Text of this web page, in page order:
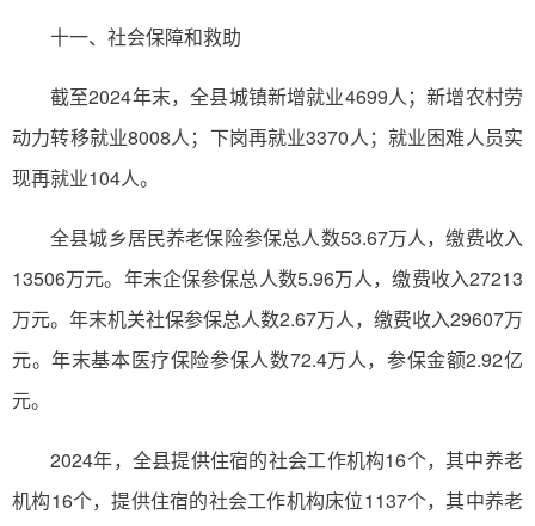
十一、社会保障和救助
截至2024年末，全县城镇新增就业4699人；新增农村劳
动力转移就业8008人；下岗再就业3370人；就业困难人员实
现再就业104人。
全县城乡居民养老保险参保总人数53.67万人，缴费收入
13506万元。年末企保参保总人数5.96万人，缴费收入27213
万元。年末机关社保参保总人数2.67万人，缴费收入29607万
元。年末基本医疗保险参保人数72.4万人，参保金额2.92亿
元。
2024年，全县提供住宿的社会工作机构16个，其中养老
机构16个，提供住宿的社会工作机构床位1137个，其中养老